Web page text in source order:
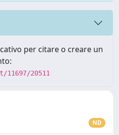
per citare o creare un
20511
ND